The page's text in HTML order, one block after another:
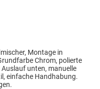
Montage in
Chrom, polierte
unten, manuelle
einfache Handhabung.